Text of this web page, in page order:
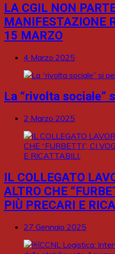
LA CGIL NON
MANIFESTAZIONE
15 MARZO
4 Marzo 2025
La “rivolta sociale”
2 Marzo 2025
IL COLLEGATO
ALTRO CHE
PIÙ PRECARI E
27 Gennaio 2025